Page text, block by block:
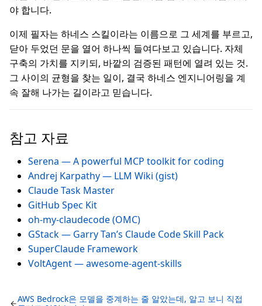
야 합니다.
이제 필자는 하네스 스킬이라는 이름으로 그 세계를 부르고,
닫아 두었던 문을 열어 하나씩 들여다보고 있습니다. 자체
구축의 가치를 지키되, 바깥의 검증된 패턴에 열려 있는 것.
그 사이의 균형을 찾는 일이, 결국 하네스 엔지니어링을 계
속 잘해 나가는 길이라고 믿습니다.
참고 자료
Serena — A powerful MCP toolkit for coding
Andrej Karpathy — LLM Wiki (gist)
Claude Task Master
GitHub Spec Kit
oh-my-claudecode (OMC)
GStack — Garry Tan’s Claude Code Skill Pack
SuperClaude Framework
VoltAgent — awesome-agent-skills
AWS Bedrock은 모델을 중계하는 줄 알았는데, 알고 보니 직접